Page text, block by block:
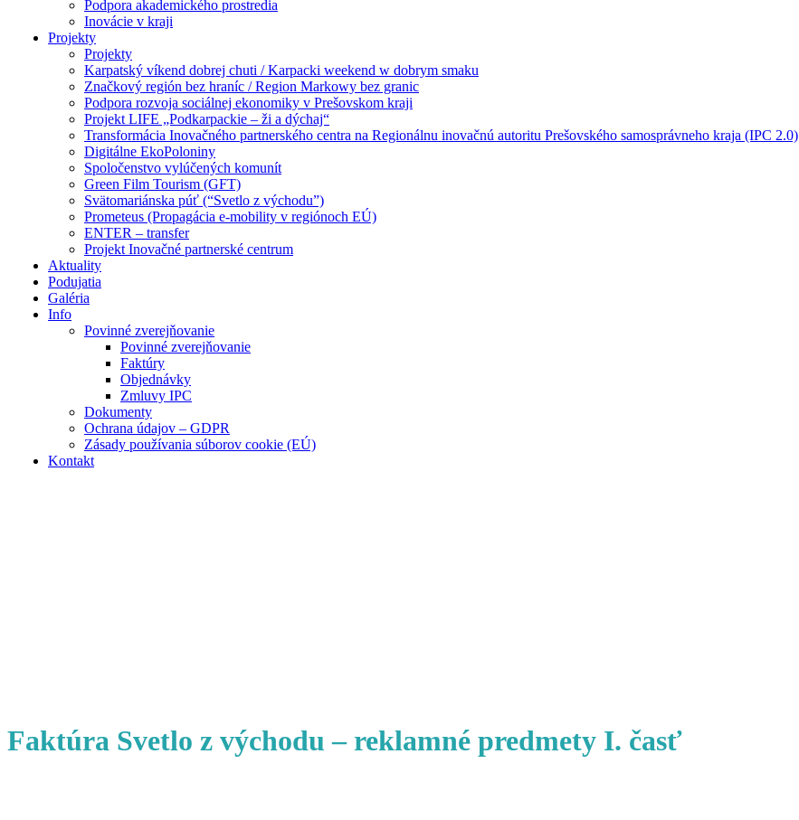
Podpora akademického prostredia
Inovácie v kraji
Projekty
Projekty
Karpatský víkend dobrej chuti / Karpacki weekend w dobrym smaku
Značkový región bez hraníc / Region Markowy bez granic
Podpora rozvoja sociálnej ekonomiky v Prešovskom kraji
Projekt LIFE „Podkarpackie – ži a dýchaj“
Transformácia Inovačného partnerského centra na Regionálnu inovačnú autoritu Prešovského samosprávneho kraja (IPC 2.0)
Digitálne EkoPoloniny
Spoločenstvo vylúčených komunít
Green Film Tourism (GFT)
Svätomariánska púť (“Svetlo z východu”)
Prometeus (Propagácia e-mobility v regiónoch EÚ)
ENTER – transfer
Projekt Inovačné partnerské centrum
Aktuality
Podujatia
Galéria
Info
Povinné zverejňovanie
Povinné zverejňovanie
Faktúry
Objednávky
Zmluvy IPC
Dokumenty
Ochrana údajov – GDPR
Zásady používania súborov cookie (EÚ)
Kontakt
Faktúra Svetlo z východu – reklamné predmety I. časť